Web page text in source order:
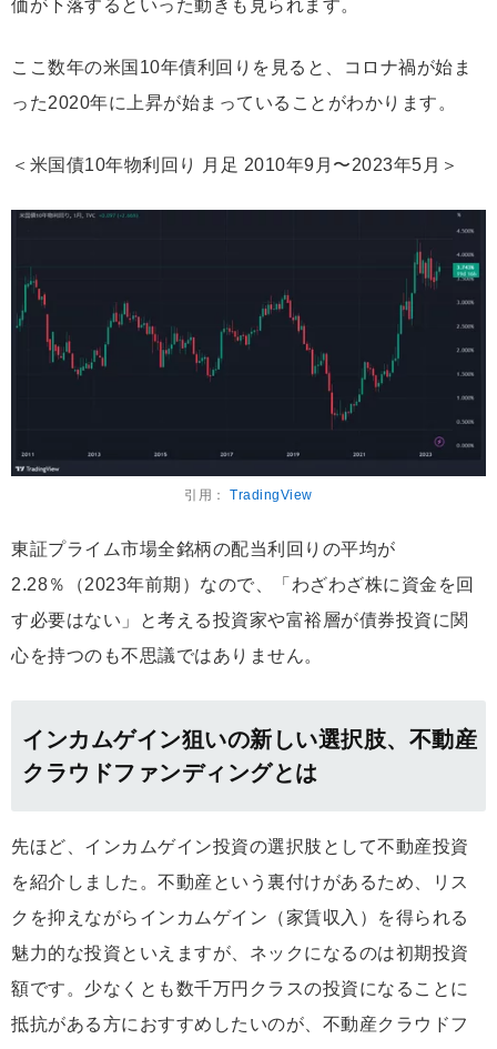
価が下落するといった動きも見られます。
ここ数年の米国10年債利回りを見ると、コロナ禍が始ま
った2020年に上昇が始まっていることがわかります。
＜米国債10年物利回り 月足 2010年9月〜2023年5月＞
引用： TradingView
東証プライム市場全銘柄の配当利回りの平均が
2.28％（2023年前期）なので、「わざわざ株に資金を回
す必要はない」と考える投資家や富裕層が債券投資に関
心を持つのも不思議ではありません。
インカムゲイン狙いの新しい選択肢、不動産
クラウドファンディングとは
先ほど、インカムゲイン投資の選択肢として不動産投資
を紹介しました。不動産という裏付けがあるため、リス
クを抑えながらインカムゲイン（家賃収入）を得られる
魅力的な投資といえますが、ネックになるのは初期投資
額です。少なくとも数千万円クラスの投資になることに
抵抗がある方におすすめしたいのが、不動産クラウドフ